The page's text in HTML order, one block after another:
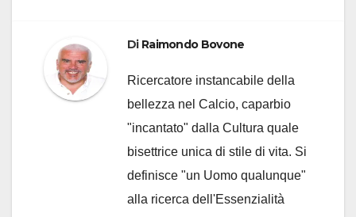
Di Raimondo Bovone
Ricercatore instancabile della
bellezza nel Calcio, caparbio
"incantato" dalla Cultura quale
bisettrice unica di stile di vita. Si
definisce "un Uomo qualunque"
alla ricerca dell'Essenzialità